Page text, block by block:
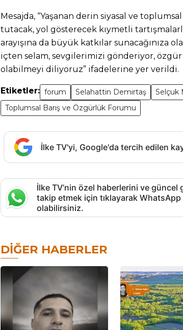
Mesajda, “Yaşanan derin siyasal ve toplumsal
tutacak, yol gösterecek kıymetli
arayışına da büyük katkılar sunacağınıza
içten selam, sevgilerimizi gönderiyor, özgür
olabilmeyi diliyoruz” ifadelerine yer verildi.
Etiketler: forum Selahattin Demirtaş
Selçuk
Toplumsal Barış ve Özgürlük Forumu
İlke TV'yi, Google'da tercih edilen
İlke TV’nin özel haberlerini ve güncel
takip etmek için tıklayarak WhatsApp
olabilirsiniz.
DIĞER HABERLER